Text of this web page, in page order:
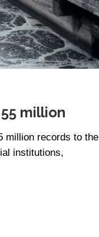
million
million records to the
institutions,